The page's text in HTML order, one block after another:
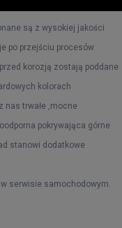
są z wysokiej jakości
po przejściu procesów
korozją zostają poddane
kolorach
nas trwałe ,mocne
pokrywająca górne
stanowi dodatkowe
serwisie samochodowym.